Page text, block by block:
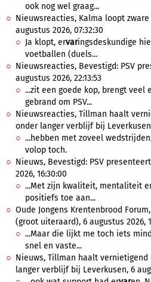
ook nog wel graag...
Nieuwsreacties, Kalma loopt
augustus 2026, 07:32:30
Ja klopt, ervaringsdeskundige
voetballen (duels...
Nieuwsreacties, Bevestigd: PSV
augustus 2026, 22:13:53
...zit een goede kop, brengt veel
gebrand om PSV...
Nieuwsreacties, Tillman haalt
onder langer verblijf bij
...hebben met zoveel
volop toch.
Nieuws, Bevestigd: PSV
2026, 16:30:00
...Met zijn kwaliteit, mentaliteit
positiefs toe aan...
Oude Jongens Krentenbrood
(groot uiteraard), 6 augustus 2026,
...Maar die lijkt me toch iets
snel en vaste...
Nieuws, Tillman haalt
langer verblijf bij Leverkusen, 6